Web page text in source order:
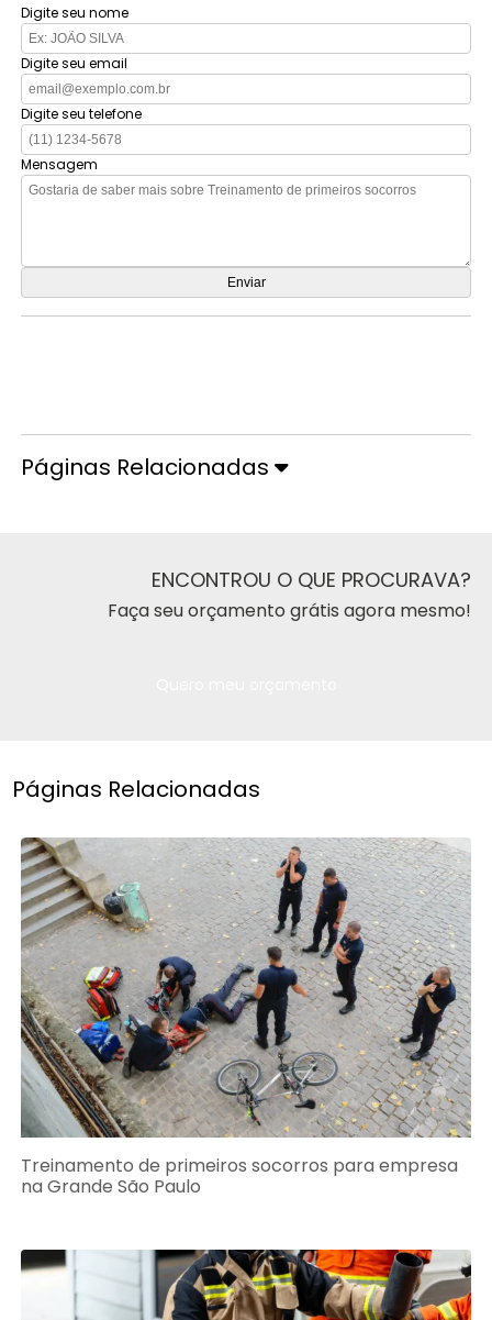
Digite seu nome
Digite seu email
Digite seu telefone
Mensagem
Páginas Relacionadas
ENCONTROU O QUE PROCURAVA?
Faça seu orçamento grátis agora mesmo!
Páginas Relacionadas
Treinamento de primeiros socorros para empresa
na Grande São Paulo